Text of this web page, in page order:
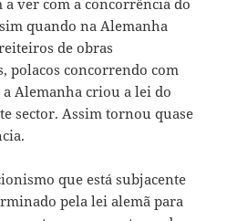
a ver com a concorrência do
quando na Alemanha
de obras
polacos concorrendo com
Alemanha criou a lei do
sector. Assim tornou quase
que está subjacente
pela lei alemã para